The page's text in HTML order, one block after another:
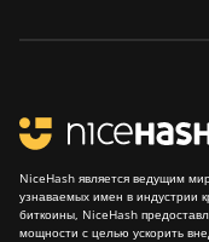
NiceHash является ведущим
узнаваемых имен в индустрии
биткоины, NiceHash
мощности с целью ускорить